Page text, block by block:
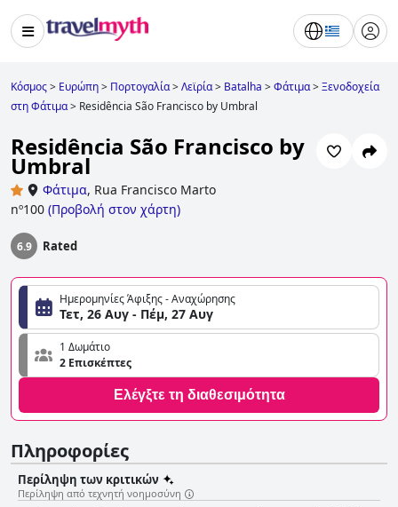
Κόσμος> Ευρώπη> Πορτογαλία>Λεϊρία> Batalha >Φάτιμα>Ξενοδοχεία
στη Φάτιμα> Residência São Francisco by Umbral
Residência São Francisco by
Umbral
Φάτιμα, Rua Francisco Marto
nº100 (Προβολή στον χάρτη)
6.9 Rated
Ημερομηνίες Άφιξης - Αναχώρησης
Τετ, 26 Αυγ - Πέμ, 27 Αυγ
1 Δωμάτιο
2 Επισκέπτες
Ελέγξτε τη διαθεσιμότητα
Πληροφορίες
Περίληψη των κριτικών
Περίληψη από τεχνητή νοημοσύνη